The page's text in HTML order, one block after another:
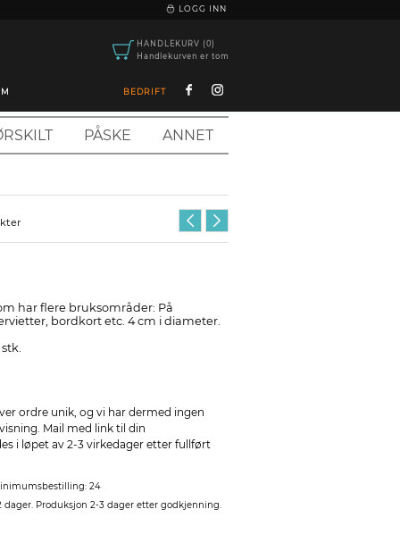
LOGG INN
HANDLEKURV (0)
Handlekurven er tom
BEDRIFT
PÅSKE ANNET
har flere bruksområder: På
bordkort etc. 4 cm i diameter.
ordre unik, og vi har dermed ingen
Mail med link til din
i løpet av 2-3 virkedager etter fullført
24
dager. Produksjon 2-3 dager etter godkjenning.